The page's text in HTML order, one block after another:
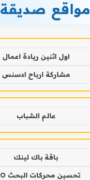
مواقع صديقة
اول اثنين ريادة اعمال
مشاركة ارباح ادسنس
عالم الشباب
باقة باك لينك
تحسين محركات البحث SEO